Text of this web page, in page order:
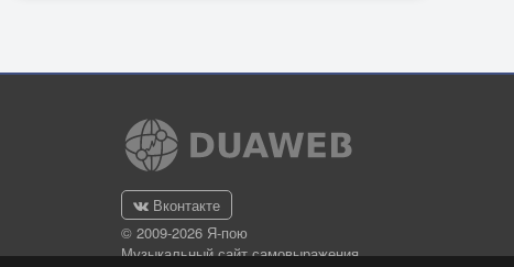
Вконтакте
© 2009-2026 Я-пою
Музыкальный сайт самовыражения